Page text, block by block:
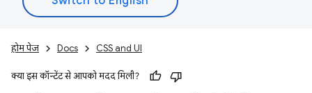
होम पेज Docs CSS and UI
क्या इस कॉन्टेंट से आपको मदद मिली?